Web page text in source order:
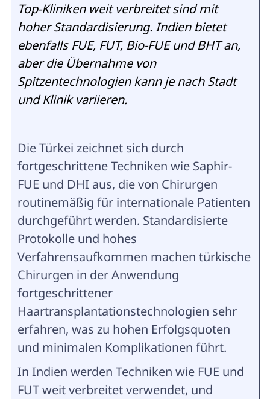
Top-Kliniken weit verbreitet sind mit
hoher Standardisierung. Indien bietet
ebenfalls FUE, FUT, Bio-FUE und BHT an,
aber die Übernahme von
Spitzentechnologien kann je nach Stadt
und Klinik variieren.
Die Türkei zeichnet sich durch
fortgeschrittene Techniken wie Saphir-
FUE und DHI aus, die von Chirurgen
routinemäßig für internationale Patienten
durchgeführt werden. Standardisierte
Protokolle und hohes
Verfahrensaufkommen machen türkische
Chirurgen in der Anwendung
fortgeschrittener
Haartransplantationstechnologien sehr
erfahren, was zu hohen Erfolgsquoten
und minimalen Komplikationen führt.
In Indien werden Techniken wie FUE und
FUT weit verbreitet verwendet, und